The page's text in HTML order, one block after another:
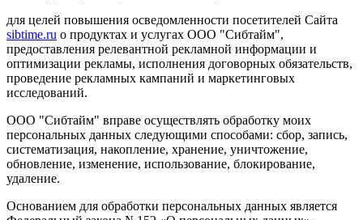
для целей повышения осведомленности посетителей Сайта
sibtime.ru о продуктах и услугах ООО "Сибтайм",
предоставления релевантной рекламной информации и
оптимизации рекламы, исполнения договорных обязательств,
проведение рекламных кампаний и маркетинговых
исследований.
ООО "Сибтайм" вправе осуществлять обработку моих
персональных данных следующими способами: сбор, запись,
систематизация, накопление, хранение, уничтожение,
обновление, изменение, использование, блокирование,
удаление.
Основанием для обработки персональных данных является